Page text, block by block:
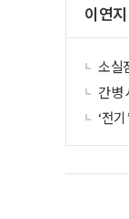
이연
소실
간병
‘전